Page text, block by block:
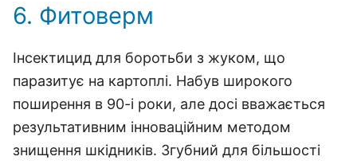
6. Фитоверм
Інсектицид для боротьби з жуком, що
паразитує на картоплі. Набув широкого
поширення в 90-і роки, але досі вважається
результативним інноваційним методом
знищення шкідників. Згубний для більшості